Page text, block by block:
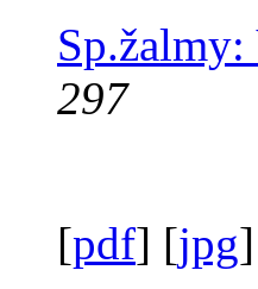
297
[pdf] [jpg]